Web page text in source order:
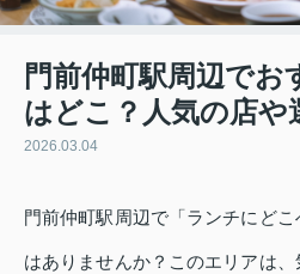
門前仲町駅周辺でお
はどこ？人気の店や
2026.03.04
門前仲町駅周辺で「ランチにど
はありませんか？このエリアは、